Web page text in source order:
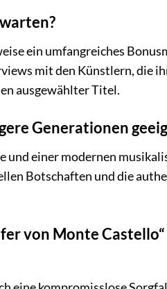
ein umfangreiches
mit den Künstlern, die
ausgewählter Titel.
Generationen
einer modernen
Botschaften und die
von Monte